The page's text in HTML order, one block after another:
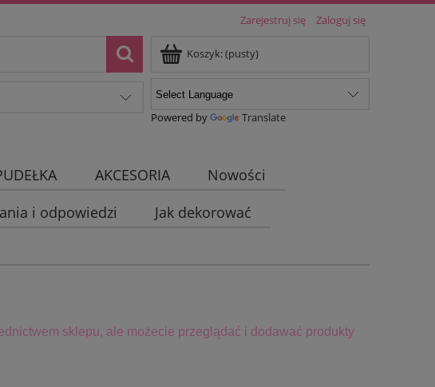
Zarejestruj się Zaloguj się
Koszyk:(pusty)
Powered by Translate
AKCESORIA
Nowości
i odpowiedzi
Jak dekorować
sklepu, ale możecie przeglądać i dodawać produkty